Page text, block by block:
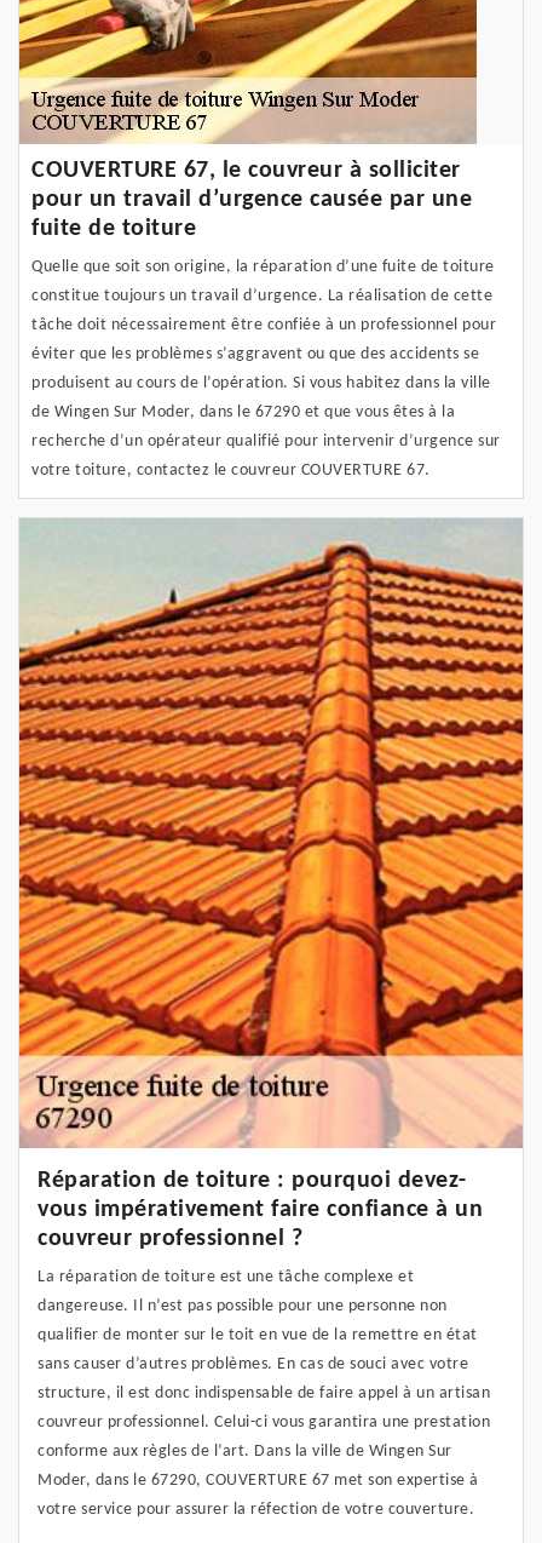
COUVERTURE 67, le couvreur à solliciter
pour un travail d’urgence causée par une
fuite de toiture
Quelle que soit son origine, la réparation d’une fuite de toiture
constitue toujours un travail d’urgence. La réalisation de cette
tâche doit nécessairement être confiée à un professionnel pour
éviter que les problèmes s’aggravent ou que des accidents se
produisent au cours de l’opération. Si vous habitez dans la ville
de Wingen Sur Moder, dans le 67290 et que vous êtes à la
recherche d’un opérateur qualifié pour intervenir d’urgence sur
votre toiture, contactez le couvreur COUVERTURE 67.
Réparation de toiture : pourquoi devez-
vous impérativement faire confiance à un
couvreur professionnel ?
La réparation de toiture est une tâche complexe et
dangereuse. Il n’est pas possible pour une personne non
qualifier de monter sur le toit en vue de la remettre en état
sans causer d’autres problèmes. En cas de souci avec votre
structure, il est donc indispensable de faire appel à un artisan
couvreur professionnel. Celui-ci vous garantira une prestation
conforme aux règles de l’art. Dans la ville de Wingen Sur
Moder, dans le 67290, COUVERTURE 67 met son expertise à
votre service pour assurer la réfection de votre couverture.